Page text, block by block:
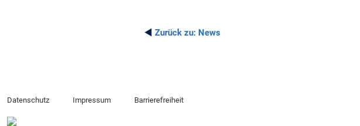
◄ Zurück zu: News
Datenschutz Impressum Barrierefreiheit